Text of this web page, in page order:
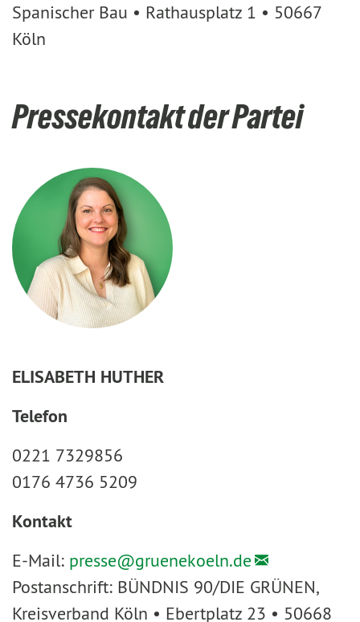
Spanischer Bau • Rathausplatz 1 • 50667
Köln
Pressekontakt der Partei
ELISABETH HUTHER
Telefon
0221 7329856
0176 4736 5209
Kontakt
E-Mail: presse@gruenekoeln.de
Postanschrift: BÜNDNIS 90/DIE GRÜNEN,
Kreisverband Köln • Ebertplatz 23 • 50668